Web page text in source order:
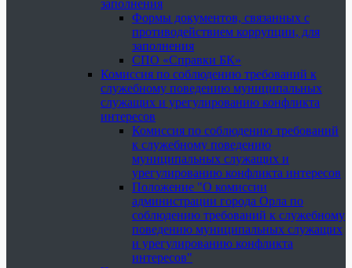
заполнения
Формы документов, связанных с
противодействием коррупции, для
заполнения
СПО «Справки БК»
Комиссия по соблюдению требований к
служебному поведению муниципальных
служащих и урегулированию конфликта
интересов
Комиссия по соблюдению требований
к служебному поведению
муниципальных служащих и
урегулированию конфликта интересов
Положение "О комиссии
администрации города Орла по
соблюдению требований к служебному
поведению муниципальных служащих
и урегулированию конфликта
интересов"